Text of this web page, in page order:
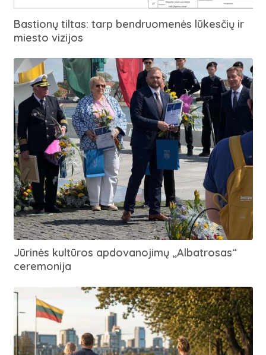
Bastionų tiltas: tarp bendruomenės lūkesčių ir
miesto vizijos
Jūrinės kultūros apdovanojimų „Albatrosas“
ceremonija